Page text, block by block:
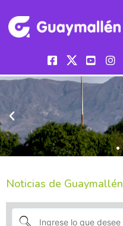
Noticias de Guaymallén